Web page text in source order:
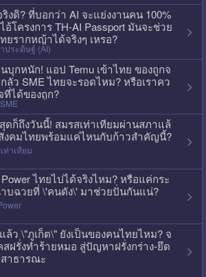
ริงดิ? ที่บอกว่า AI จะแย่งงานคน 100%
อ้โครงการ TH-AI Passport มันจะช่วย
ยรากหญ้าได้จริงๆ เหรอ?
ระดิษฐ์ (AI)
บุกหนัก! แอป Temu เข้าไทย ของถูกจ
ลัว SME ไทยจะรอดไหม? หรือเราคว
ที่ได้ของถูก?
ดก็ถึงวันนี้! สมรสเท่าเทียมผ่านสภาแล้
งคมไทยพร้อมแค่ไหนกับก้าวสำคัญนี้?
ท่าเทียม
ไทยไปได้จริงไหม? หรือแค่กระ
บฉวยที่ \'คนดัง\' มาช่วยปั่นกันแน่?
ล้ว \"ภูเก็ต\" ยังเป็นของคนไทยไหม? จ
สฝรั่งทำร้ายหมอ สู่ปัญหาฝรั่งกร่าง-ยึด
าธารณะ